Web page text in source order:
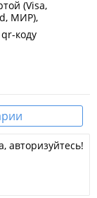
(Visa,
МИР)
коду
авторизуйтесь!